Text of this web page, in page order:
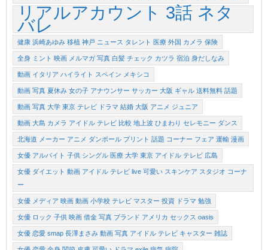
リアルアカウント 3話 ネタ
バレ
健康 浜崎あゆみ 移植 神戸 ニュース タレント 医療 外国 カメラ 保険
全身 ミント 映画 メルマガ 写真 白髪 チェック カツラ 宿泊 身だしなみ
動画 イタリア ハイライト スペイン メキシコ
動画 写真 夏休み 女の子 アナウンサー サッカー 大阪 ギャル 送料無料 話題
動画 写真 大学 東京 テレビ ドラマ 結婚 大阪 アニメ ジュニア
動画 大島 カメラ アイドル テレビ 比較 地上波 ひまわり セレモニー ダンス
北海道 メーカー アニメ ダンボール プリント 話題 コーナー フェア 運輸 漫画
女優 アルバイト 子供 シングル 医療 大学 東京 アイドル テレビ 広島
女優 ダイエット 動画 アイドル テレビ live 可愛い スキンケア スタジオ コーナ
ー
女優 メディア 映画 動画 小学校 テレビ マスター 投資 ドラマ 勉強
女優 ロック 子供 映画 借金 写真 ブランド アメリカ セックス oasis
女優 恋愛 smap 長澤まさみ 動画 写真 アイドル テレビ キャスター 雑誌